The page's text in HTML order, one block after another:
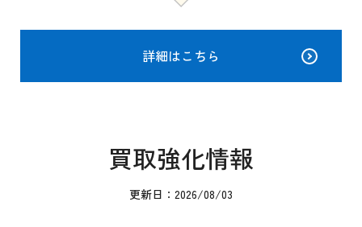
詳細はこちら
買取強化情報
更新日：2026/08/03